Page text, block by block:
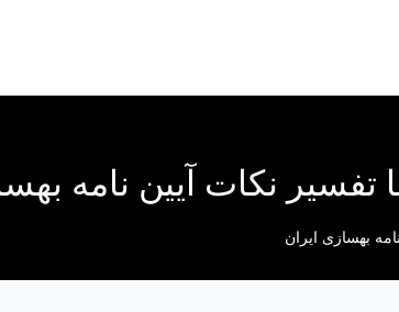
نکات آیین نامه
بهسازی ایران